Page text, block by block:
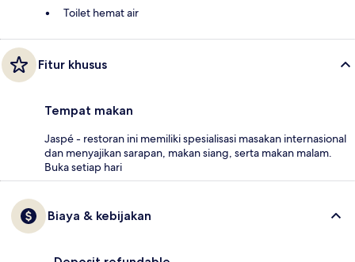
Toilet hemat air
Fitur khusus
Tempat makan
Jaspé - restoran ini memiliki spesialisasi masakan internasional
dan menyajikan sarapan, makan siang, serta makan malam.
Buka setiap hari
Biaya & kebijakan